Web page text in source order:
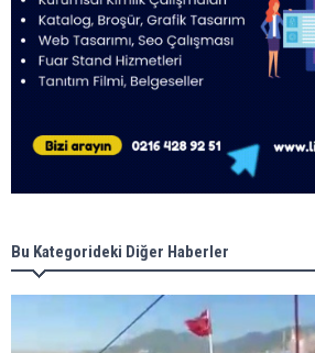
Bu Kategorideki Diğer Haberler